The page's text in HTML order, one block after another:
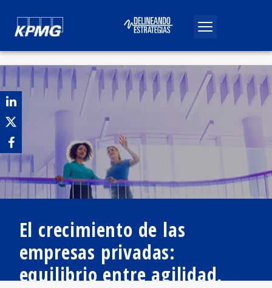
El crecimiento de las
empresas privadas:
equilibrio entre agilidad,
Publicado porJesús Luna
Febrero, 2026